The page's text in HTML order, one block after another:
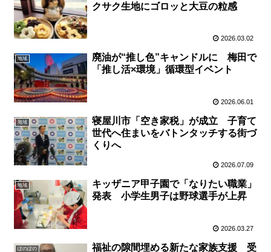
クサク生地にゴロッと大豆の粒感
2026.03.02
地域
廃油が“推し色”キャンドルに 梅田で
「推し活×環境」循環型イベント
2026.06.01
地域
寝屋川市「空き家税」が成立 子育て
世代へ住まいをバトンタッチする街づ
くりへ
2026.07.09
地域
キッザニア甲子園で「なりたい職業」
発表 小学生男子は野球選手が上昇
2026.03.27
ぽのぽの
福祉の隙間埋める新たな家族支援 受